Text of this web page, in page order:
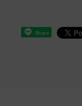
Share